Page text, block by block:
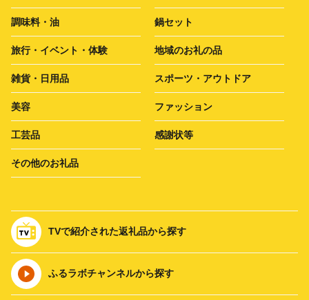
調味料・油 鍋セット
旅行・イベント・体験 地域のお礼の品
雑貨・日用品 スポーツ・アウトドア
美容 ファッション
工芸品 感謝状等
その他のお礼品
TVで紹介された返礼品から探す
ふるラボチャンネルから探す